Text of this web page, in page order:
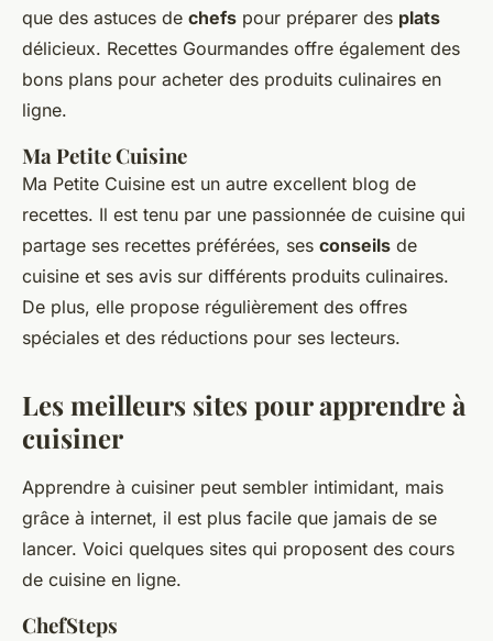
que des astuces de chefs pour préparer des plats
délicieux. Recettes Gourmandes offre également des
bons plans pour acheter des produits culinaires en
ligne.
Ma Petite Cuisine
Ma Petite Cuisine est un autre excellent blog de
recettes. Il est tenu par une passionnée de cuisine qui
partage ses recettes préférées, ses conseils de
cuisine et ses avis sur différents produits culinaires.
De plus, elle propose régulièrement des offres
spéciales et des réductions pour ses lecteurs.
Les meilleurs sites pour apprendre à
cuisiner
Apprendre à cuisiner peut sembler intimidant, mais
grâce à internet, il est plus facile que jamais de se
lancer. Voici quelques sites qui proposent des cours
de cuisine en ligne.
ChefSteps